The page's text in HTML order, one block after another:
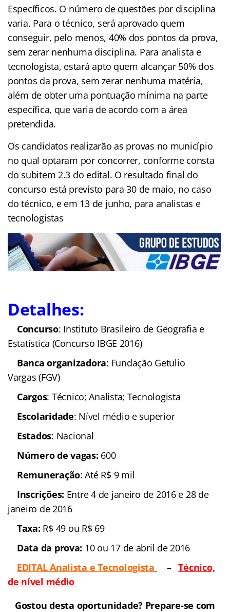
Específicos. O número de questões por disciplina
varia. Para o técnico, será aprovado quem
conseguir, pelo menos, 40% dos pontos da prova,
sem zerar nenhuma disciplina. Para analista e
tecnologista, estará apto quem alcançar 50% dos
pontos da prova, sem zerar nenhuma matéria,
além de obter uma pontuação mínima na parte
específica, que varia de acordo com a área
pretendida.
Os candidatos realizarão as provas no município
no qual optaram por concorrer, conforme consta
do subitem 2.3 do edital. O resultado final do
concurso está previsto para 30 de maio, no caso
do técnico, e em 13 de junho, para analistas e
tecnologistas
Detalhes:
Concurso: Instituto
Brasileiro de Geografia e Estatística (Concurso
IBGE 2016)
Fundação Getulio Vargas (FGV)
Cargos
: Técnico; Analista;
médio e superior
Estados
Número de vagas:600
mil
Inscrições:Entre 4 de
janeiro de 2016 e 28 de janeiro de 2016
Data da prova:10 ou 17